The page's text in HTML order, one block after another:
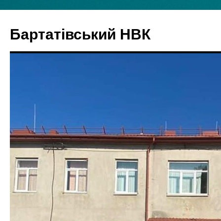
Бартатівський НВК